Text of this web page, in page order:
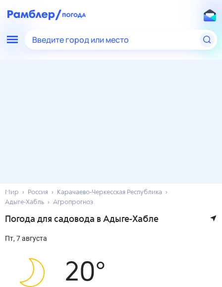
Введите город или место
Мир Россия
Карачаево-Черкесская Республика
Адыге-Хабль
Агропрогноз
Погода для садовода в Адыге-Хабле
пт, 7 августа
20°